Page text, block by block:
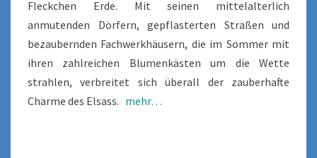
Fleckchen Erde. Mit seinen mittelalterlich
anmutenden Dörfern, gepflasterten Straßen und
bezaubernden Fachwerkhäusern, die im Sommer mit
ihren zahlreichen Blumenkästen um die Wette
strahlen, verbreitet sich überall der zauberhafte
Charme des Elsass. mehr…